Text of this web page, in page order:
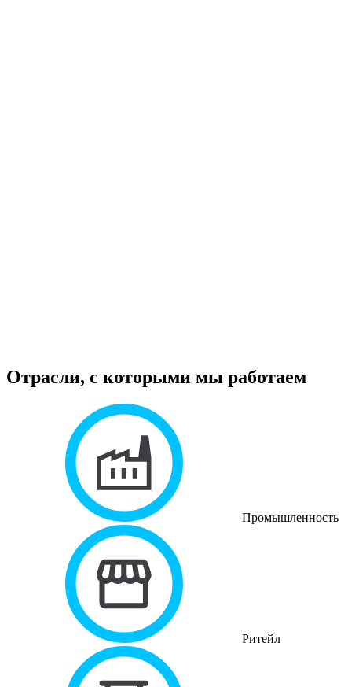
Отрасли, с которыми мы работаем
Промышленность
Ритейл